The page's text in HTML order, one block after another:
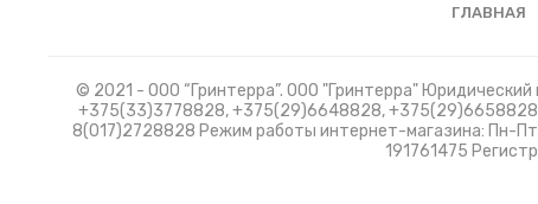
ГЛАВНАЯ
© 2021 - ООО “Гринтерра”. ООО "Гринтерра"
+375(33)3778828, +375(29)6648828,
8(017)2728828 Режим работы интернет-магазина: Пн-
191761475